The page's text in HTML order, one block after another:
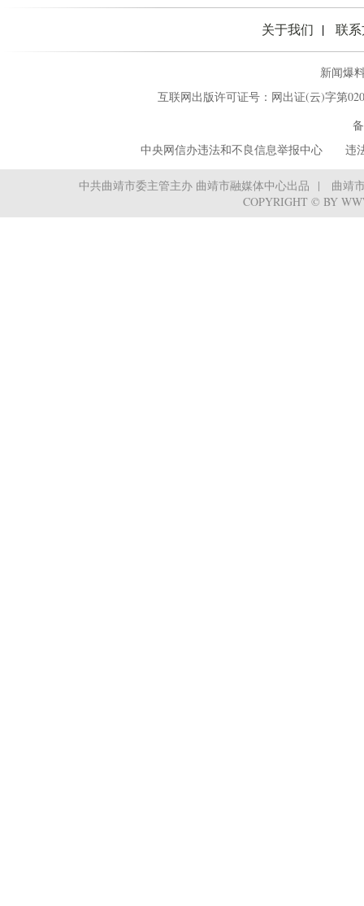
关于我们 联
新闻爆
互联网出版许可证号：网出证(云)字第
中央网信办违法和不良信息举报中心 违法
中共曲靖市委主管主办 曲靖市融媒体中心出品
曲靖
COPYRIGHT © BY